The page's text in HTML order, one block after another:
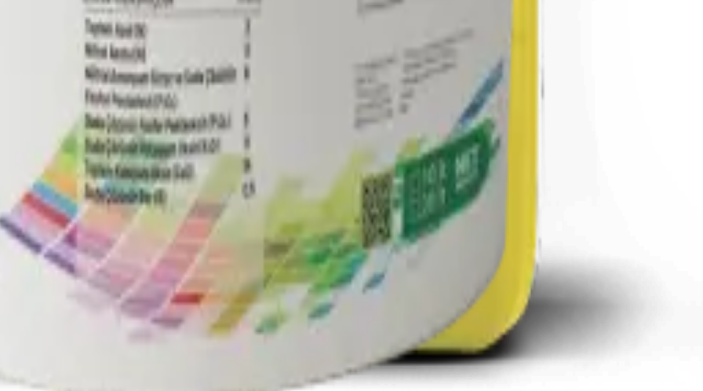
yönelik yüksek kaliteli çözümler.